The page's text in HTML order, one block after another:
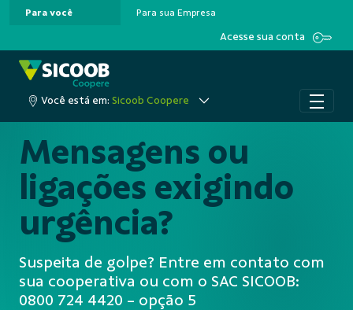
Pular para o Conteúdo principal
Para você Para sua Empresa
Acesse sua conta
Você está em: Sicoob Coopere
Mensagens ou
ligações exigindo
urgência?
Suspeita de golpe? Entre em contato com
sua cooperativa ou com o SAC SICOOB:
0800 724 4420 - opção 5